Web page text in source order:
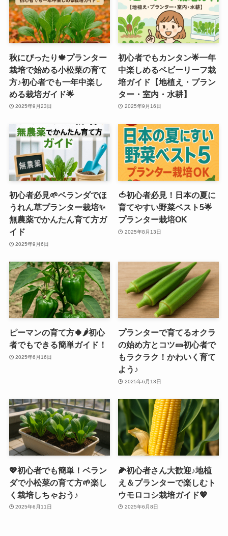
秋にぴったり🍁プランター
栽培で始める小松菜の育て
方♪初心者でも一年中楽し
める栽培ガイド🌟
2025年9月23日
初心者でもカンタン🌟一年
中楽しめるベビーリーフ栽
培ガイド【地植え・プラン
ター・室内・水耕】
2025年9月16日
初心者必見🌱ベランダでほ
うれん草プランター栽培✨
無農薬でかんたん育て方ガ
イド
2025年9月6日
🍅初心者必見！日本の夏に
育てやすい野菜ベスト5🌟
プランター栽培OK
2025年8月13日
ピーマンの育て方🍀🌶️初心
者でもできる簡単ガイド！
2025年6月16日
プランターで育てるオクラ
の始め方とコツ🥒初心者で
もラクラク！かわいく育て
よう♪
2025年6月13日
💖初心者でも簡単！ベラン
ダで小松菜の育て方🌱楽し
く栽培しちゃおう♪
2025年6月11日
🌽初心者さん大歓迎♪地植
え＆プランターで楽しむト
ウモロコシ栽培ガイド💖
2025年6月8日